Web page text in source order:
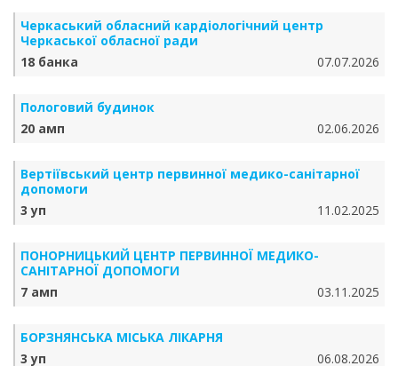
Черкаський обласний кардіологічний центр
Черкаської обласної ради
18 банка
07.07.2026
Пологовий будинок
20 амп
02.06.2026
Вертіївський центр первинної медико-санітарної
допомоги
3 уп
11.02.2025
ПОНОРНИЦЬКИЙ ЦЕНТР ПЕРВИННОЇ МЕДИКО-
САНІТАРНОЇ ДОПОМОГИ
7 амп
03.11.2025
БОРЗНЯНСЬКА МІСЬКА ЛІКАРНЯ
3 уп
06.08.2026